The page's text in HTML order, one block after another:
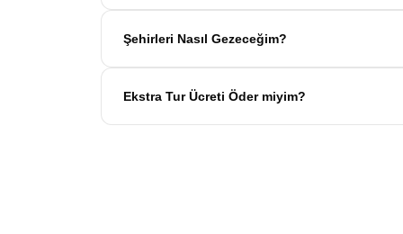
ve ihtiyaç duyduğunuzda yardımcı olur. Günlük
Şehirleri Nasıl Gezeceğim?
şehir turu gerçekleştirilir. Tarihi yerleri gezer,
Ekstra Tur Ücreti Öder miyim?